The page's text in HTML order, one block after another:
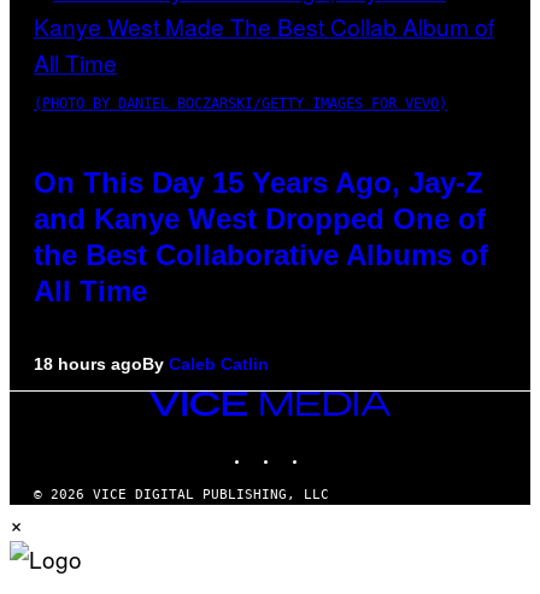
(PHOTO BY DANIEL BOCZARSKI/GETTY IMAGES FOR VEVO)
On This Day 15 Years Ago, Jay-Z
and Kanye West Dropped One of
the Best Collaborative Albums of
All Time
18 hours agoBy Caleb Catlin
VICE
MEDIA
© 2026 VICE DIGITAL PUBLISHING, LLC
×